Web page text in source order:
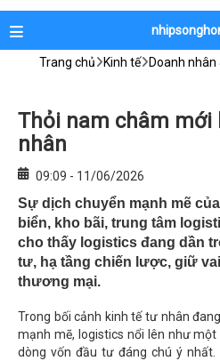
Trang chủ Kinh tế Doanh nhân
Thỏi nam châm
nhân
09:09 - 11/06/2026
Sự dịch chuyển mạnh mẽ
biển, kho bãi, trung tâm
cho thấy logistics đang dần
tư, hạ tầng chiến lược, giữ
thương mại.
Trong bối cảnh kinh tế tư nhân
mạnh mẽ, logistics nổi lên như
dòng vốn đầu tư đáng chú ý nhất.